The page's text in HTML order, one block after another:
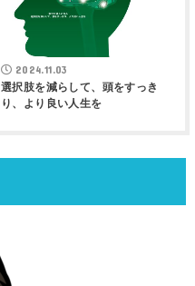
2024.11.03
選択肢を減らして、頭をすっき
り、より良い人生を